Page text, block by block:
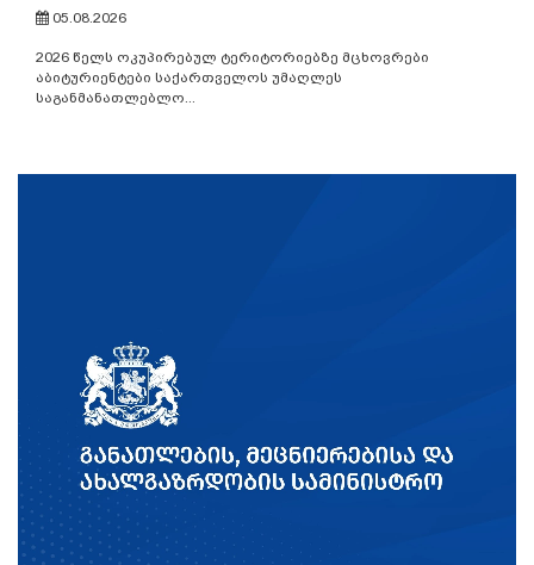
05.08.2026
2026 წელს ოკუპირებულ ტერიტორიებზე მცხოვრები
აბიტურიენტები საქართველოს უმაღლეს
საგანმანათლებლო...